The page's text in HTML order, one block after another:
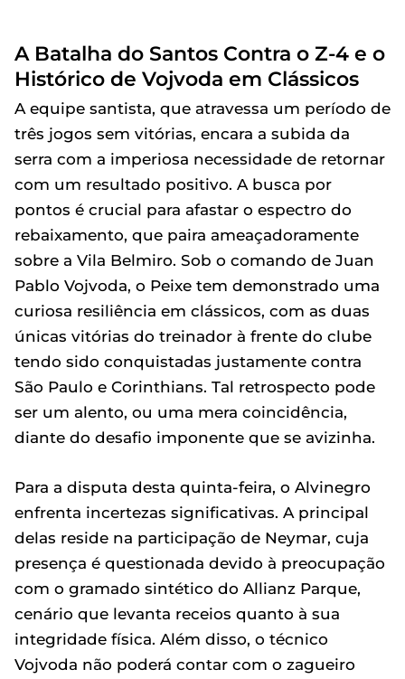
A Batalha do Santos Contra o Z-4 e o
Histórico de Vojvoda em Clássicos
A equipe santista, que atravessa um período de
três jogos sem vitórias, encara a subida da
serra com a imperiosa necessidade de retornar
com um resultado positivo. A busca por
pontos é crucial para afastar o espectro do
rebaixamento, que paira ameaçadoramente
sobre a Vila Belmiro. Sob o comando de Juan
Pablo Vojvoda, o Peixe tem demonstrado uma
curiosa resiliência em clássicos, com as duas
únicas vitórias do treinador à frente do clube
tendo sido conquistadas justamente contra
São Paulo e Corinthians. Tal retrospecto pode
ser um alento, ou uma mera coincidência,
diante do desafio imponente que se avizinha.
Para a disputa desta quinta-feira, o Alvinegro
enfrenta incertezas significativas. A principal
delas reside na participação de Neymar, cuja
presença é questionada devido à preocupação
com o gramado sintético do Allianz Parque,
cenário que levanta receios quanto à sua
integridade física. Além disso, o técnico
Vojvoda não poderá contar com o zagueiro